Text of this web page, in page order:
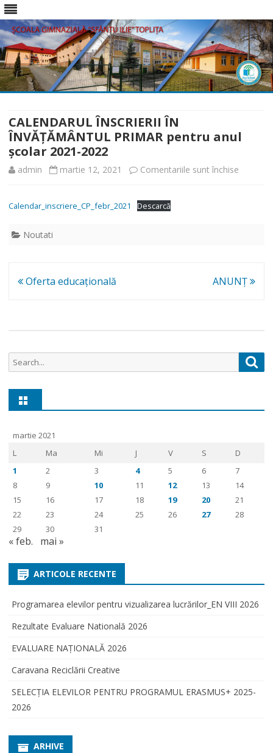
Skip
content
CALENDARUL ÎNSCRIERII ÎN
ÎNVĂȚĂMÂNTUL PRIMAR pentru anul
școlar 2021-2022
admin martie 12, 2021 Comentariile sunt închise
PRIMAR
2021-
Calendar_inscriere_CP_febr_2021 Descarcă
Noutati
Navigare
Oferta educaţională ANUNŢ
Search
for:
martie 2021
L
Ma Mi J V S
D
1
2 3 4 5 6
7
8
9 10 11 12 13
14
15
16 17 18 19 20
21
22
23 24 25 26 27
28
29
30 31
« feb. mai »
ARTICOLE RECENTE
Programarea elevilor pentru vizualizarea lucrărilor_EN VIII 2026
Rezultate Evaluare Natională 2026
EVALUARE NAŢIONALĂ 2026
Caravana Reciclării Creative
SELECŢIA ELEVILOR PENTRU PROGRAMUL ERASMUS+ 2025-
2026
ARHIVE